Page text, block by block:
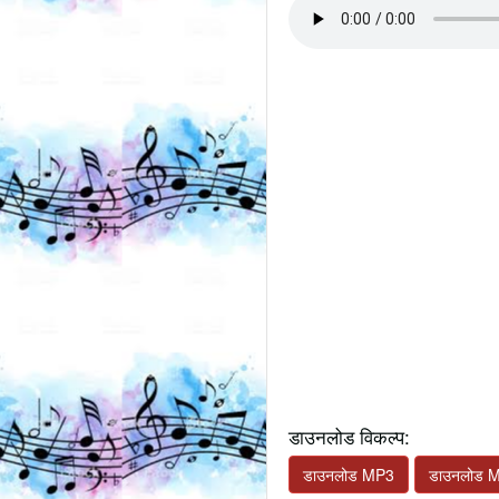
डाउनलोड विकल्प:
डाउनलोड MP3 डाउनलोड